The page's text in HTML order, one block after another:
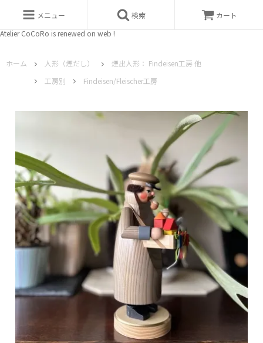
Atelier CoCoRo is renewed on web !
メニュー 検索 カート
ホーム 人形（煙だし）
煙出人形： Findeisen工房 他
工房別
Findeisen/Fleischer工房